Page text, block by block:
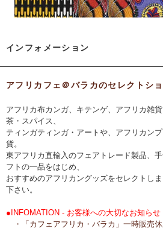
インフォメーション
アフリカフェ＠バラカのセレクトシ
アフリカ布カンガ、キテンゲ、アフリカ雑
茶・スパイス、
ティンガティンガ・アートや、アフリカン
貨。
東アフリカ直輸入のフェアトレード製品、
フトの一品をはじめ、
おすすめのアフリカングッズをセレクトし
下さい。
●INFOMATION - お客様への大切なお知らせ
・「カフェアフリカ・バラカ」一時販売